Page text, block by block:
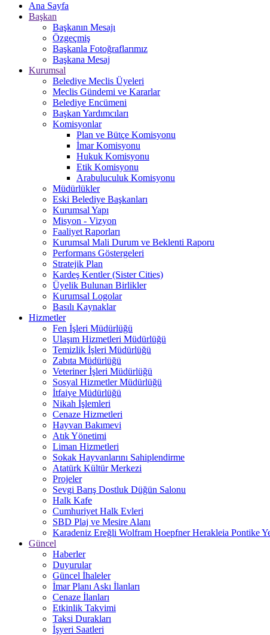
Ana Sayfa
Başkan
Başkanın Mesajı
Özgeçmiş
Başkanla Fotoğraflarımız
Başkana Mesaj
Kurumsal
Belediye Meclis Üyeleri
Meclis Gündemi ve Kararlar
Belediye Encümeni
Başkan Yardımcıları
Komisyonlar
Plan ve Bütçe Komisyonu
İmar Komisyonu
Hukuk Komisyonu
Etik Komisyonu
Arabuluculuk Komisyonu
Müdürlükler
Eski Belediye Başkanları
Kurumsal Yapı
Misyon - Vizyon
Faaliyet Raporları
Kurumsal Mali Durum ve Beklenti Raporu
Performans Göstergeleri
Stratejik Plan
Kardeş Kentler (Sister Cities)
Üyelik Bulunan Birlikler
Kurumsal Logolar
Basılı Kaynaklar
Hizmetler
Fen İşleri Müdürlüğü
Ulaşım Hizmetleri Müdürlüğü
Temizlik İşleri Müdürlüğü
Zabıta Müdürlüğü
Veteriner İşleri Müdürlüğü
Sosyal Hizmetler Müdürlüğü
İtfaiye Müdürlüğü
Nikah İşlemleri
Cenaze Hizmetleri
Hayvan Bakımevi
Atık Yönetimi
Liman Hizmetleri
Sokak Hayvanlarını Sahiplendirme
Atatürk Kültür Merkezi
Projeler
Sevgi Barış Dostluk Düğün Salonu
Halk Kafe
Cumhuriyet Halk Evleri
SBD Plaj ve Mesire Alanı
Karadeniz Ereğli Wolfram Hoepfner Herakleia Pontike
Güncel
Haberler
Duyurular
Güncel İhaleler
İmar Planı Askı İlanları
Cenaze İlanları
Etkinlik Takvimi
Taksi Durakları
İşyeri Saatleri